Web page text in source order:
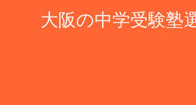
大阪の中学受験塾